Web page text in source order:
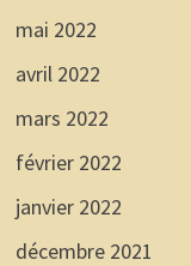
mai 2022
avril 2022
mars 2022
février 2022
janvier 2022
décembre 2021